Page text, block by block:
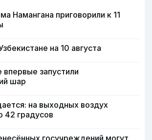
Намангана приговорили к 11
на 10 августа
впервые запустили
шар
на выходных воздух
42 градусов
госучреждений могут